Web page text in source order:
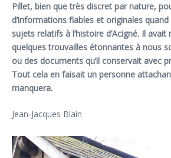
Pillet, bien que très discret par nature,
d’informations fiables et originales
sujets relatifs à l’histoire d’Acigné. Il
quelques trouvailles étonnantes à nous
ou des documents qu’il conservait avec
Tout cela en faisait un personne
manquera.
Jean-Jacques Blain